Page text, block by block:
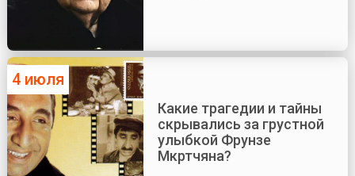
4 июля
Какие трагедии и тайны
скрывались за грустной
улыбкой Фрунзе
Мкртчяна?